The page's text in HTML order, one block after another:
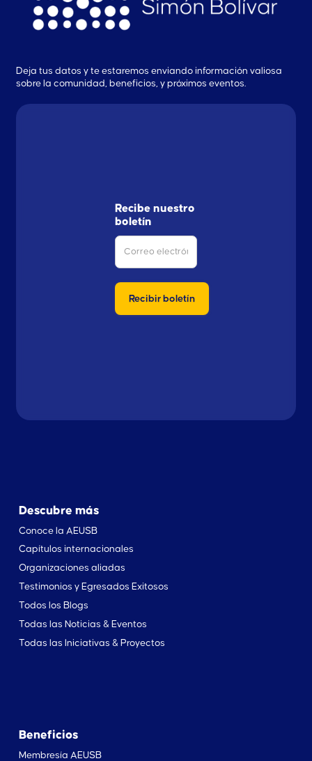
Deja tus datos y te estaremos enviando información valiosa
sobre la comunidad, beneficios, y próximos eventos.
Recibe nuestro
boletín
Descubre más
Conoce la AEUSB
Capítulos internacionales
Organizaciones aliadas
Testimonios y Egresados Exitosos
Todos los Blogs
Todas las Noticias & Eventos
Todas las Iniciativas & Proyectos
Beneficios
Membresía AEUSB